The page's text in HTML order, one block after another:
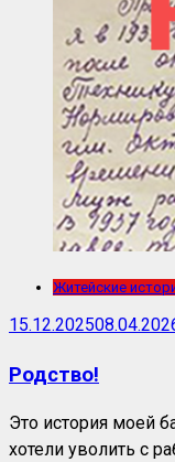
Житейские
15.12.2025
Родство!
Это история моей
хотели уволить с